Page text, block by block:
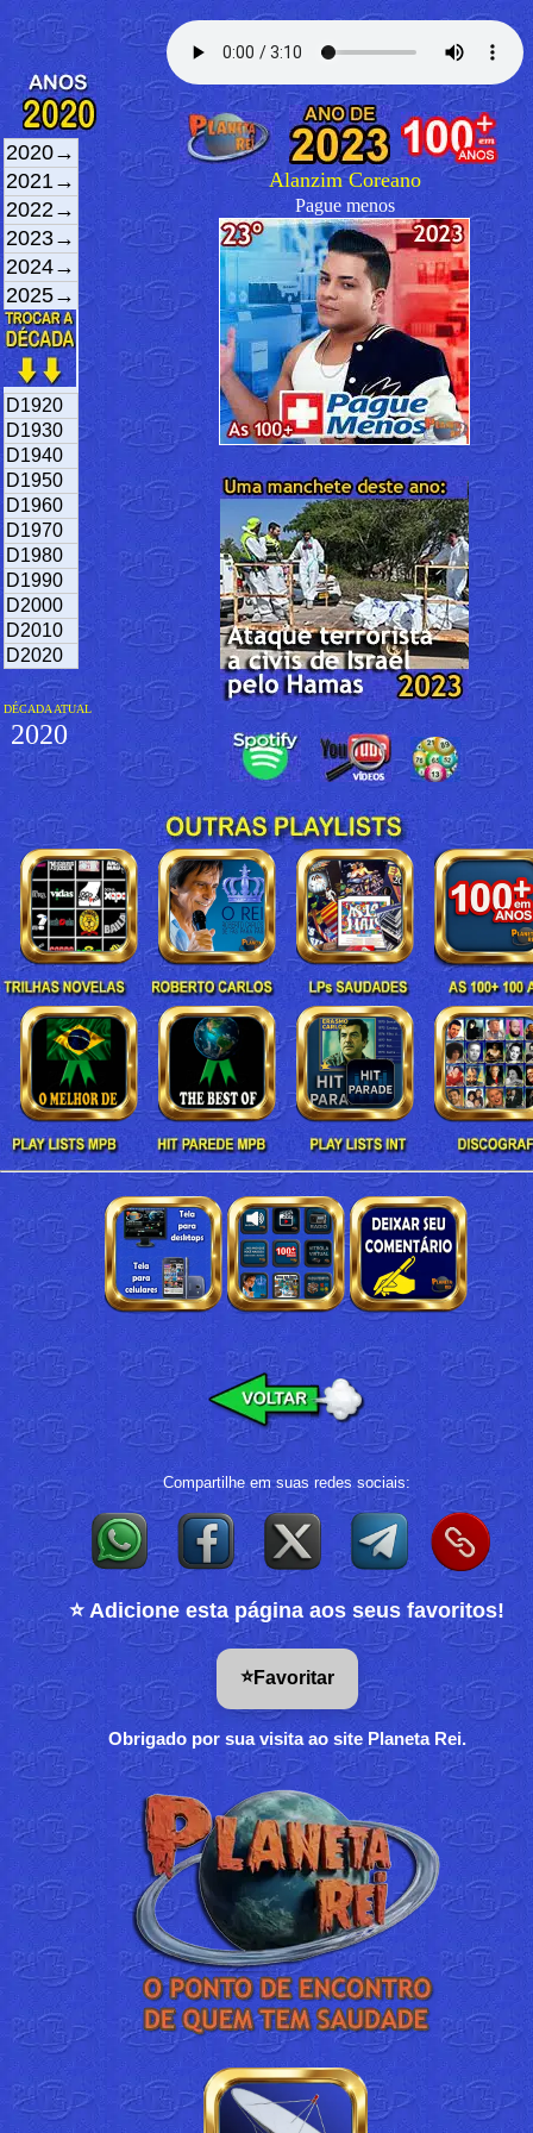
2020→
2021→
2022→
2023→
2024→
2025→
D1920
D1930
D1940
D1950
D1960
D1970
D1980
D1990
D2000
D2010
D2020
DÉCADA ATUAL
2020
Alanzim Coreano
Pague menos
Compartilhe em suas redes sociais:
⭐ Adicione esta página aos seus favoritos!
⭐Favoritar
Obrigado por sua visita ao site Planeta Rei.